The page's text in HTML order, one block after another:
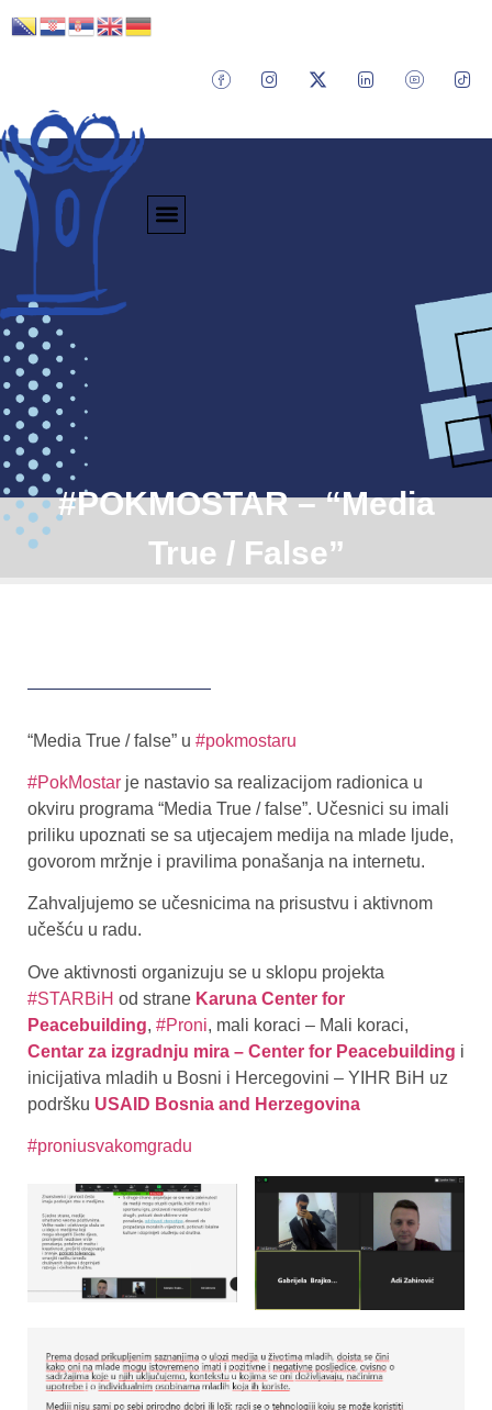
#POKMOSTAR – “Media
True / False”
“Media True / false” u #pokmostaru
#PokMostar je nastavio sa realizacijom radionica u
okviru programa “Media True / false”. Učesnici su imali
priliku upoznati se sa utjecajem medija na mlade ljude,
govorom mržnje i pravilima ponašanja na internetu.
Zahvaljujemo se učesnicima na prisustvu i aktivnom
učešću u radu.
Ove aktivnosti organizuju se u sklopu projekta
#STARBiH od strane Karuna Center for
Peacebuilding, #Proni, mali koraci – Mali koraci,
Centar za izgradnju mira – Center for Peacebuilding i
inicijativa mladih u Bosni i Hercegovini – YIHR BiH uz
podršku USAID Bosnia and Herzegovina
#proniusvakomgradu